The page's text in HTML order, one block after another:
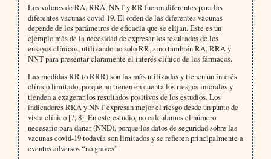
Los valores de RA, RRA, NNT y RR fueron diferentes para las
diferentes vacunas covid-19. El orden de las diferentes vacunas
depende de los parámetros de eficacia que se elijan. Este es un
ejemplo más de la necesidad de expresar los resultados de los
ensayos clínicos, utilizando no solo RR, sino también RA, RRA y
NNT para presentar claramente el interés clínico de los fármacos.
Las medidas RR (o RRR) son las más utilizadas y tienen un interés
clínico limitado, porque no tienen en cuenta los riesgos iniciales y
tienden a exagerar los resultados positivos de los estudios. Los
indicadores RRA y NNT expresan mejor el riesgo desde un punto de
vista clínico [7, 8]. En este estudio, no calculamos el número
necesario para dañar (NND), porque los datos de seguridad sobre las
vacunas covid-19 todavía son limitados y se refieren principalmente a
eventos adversos “no graves”.